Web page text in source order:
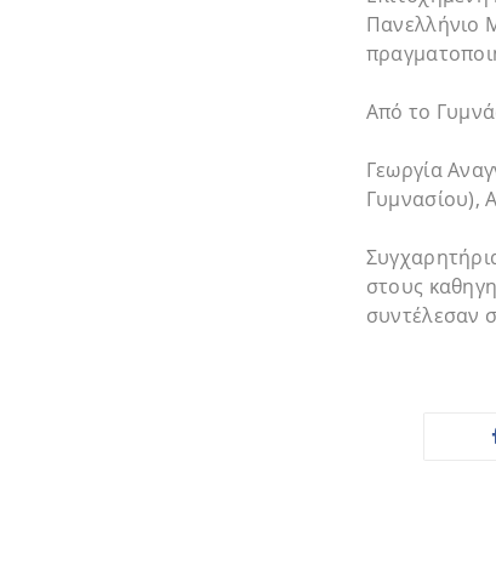
Πανελλήνιο
Από το
Γεωργία
Γυμνασίου),
στους
συντέλεσαν